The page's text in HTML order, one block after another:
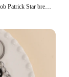
Anime SpongeBob Patrick Star brelok śliczny zabawny kształt breloki dziewczyna Kawaii plecak wisiorek prezent zabawki akcesoria do breloków